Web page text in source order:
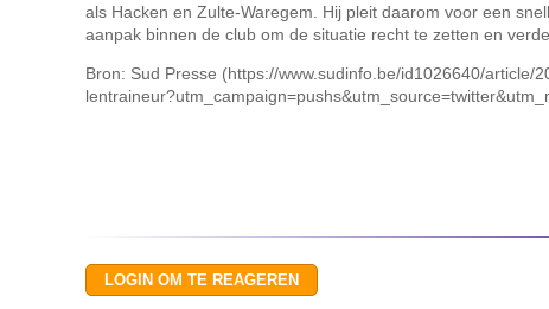
als Hacken en Zulte-Waregem. Hij pleit daarom voor een
aanpak binnen de club om de situatie recht te zetten en
Bron: Sud Presse (https://www.sudinfo.be/id1026640/